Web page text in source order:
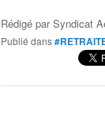
Rédigé parSyndicat
Publié dans